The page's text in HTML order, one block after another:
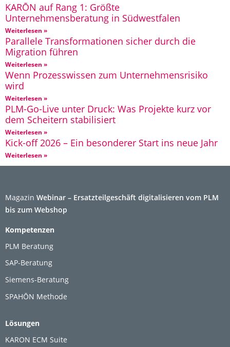
KARŌN auf Rang 1: Größte
Unternehmensberatung in Südwestfalen
Weiterlesen »
Parallele Transformationen sicher durch die
Migration führen
Weiterlesen »
Wenn Prozesswissen zum Unternehmensrisiko
wird
Weiterlesen »
PLM-Go-Live unter Druck: Was Projekte kurz vor
dem Scheitern stabilisiert
Weiterlesen »
Kick-off 2026 – Ein besonderer Start ins neue Jahr
Weiterlesen »
Magazin Webinar – Ersatzteilgeschäft digitalisieren vom PLM
bis zum Webshop
Kompetenzen
PLM Beratung
SAP-Beratung
Siemens-Beratung
SPAHŌN Methode
Lösungen
KARON ECM Suite